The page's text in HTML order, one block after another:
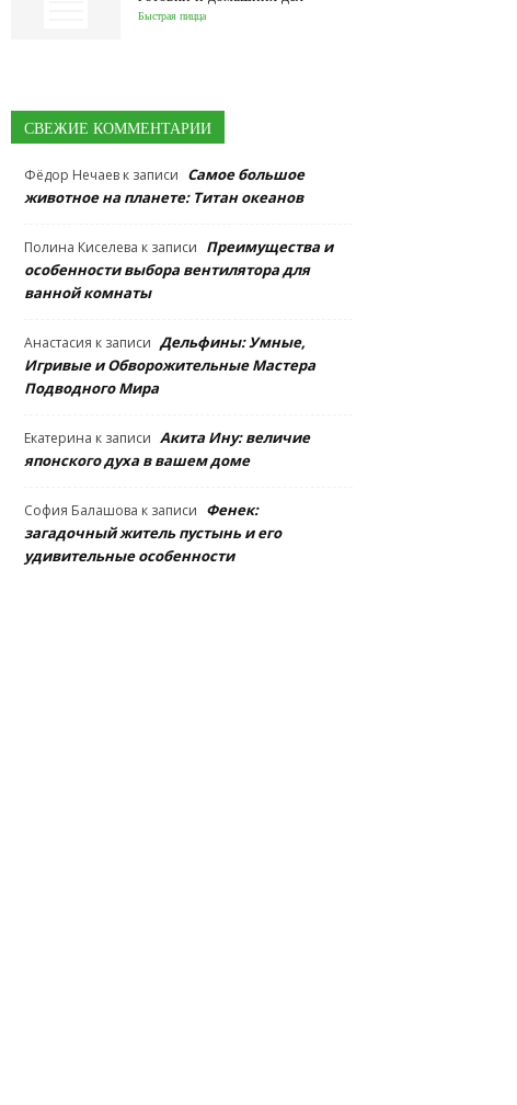
Быстрая пицца
СВЕЖИЕ КОММЕНТАРИИ
Фёдор Нечаев к записи Самое большое
животное на планете: Титан океанов
Полина Киселева к записи Преимущества и
особенности выбора вентилятора для
ванной комнаты
Анастасия к записи Дельфины: Умные,
Игривые и Обворожительные Мастера
Подводного Мира
Екатерина к записи Акита Ину: величие
японского духа в вашем доме
София Балашова к записи Фенек:
загадочный житель пустынь и его
удивительные особенности